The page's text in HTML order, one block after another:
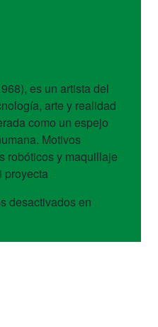
es un artista del
arte y realidad
como un espejo
Motivos
robóticos y maquillaje
proyecta
desactivadosen